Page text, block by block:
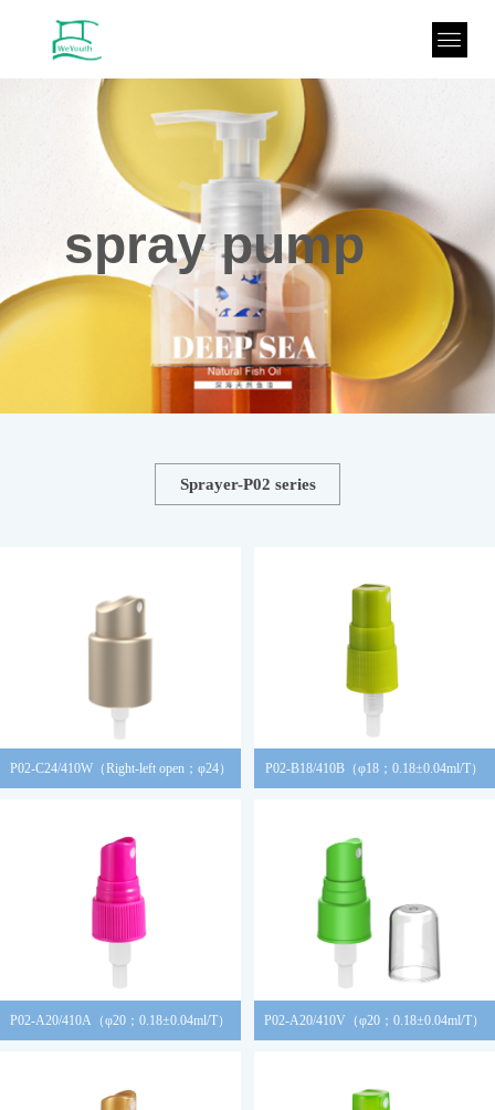
spray pump
P02-C24/410W（Right-left open；φ24） P02-B18/410B（φ18；0.18±0.04ml/T）
P02-A20/410A（φ20；0.18±0.04ml/T） P02-A20/410V（φ20；0.18±0.04ml/T）
Sprayer-P02 series